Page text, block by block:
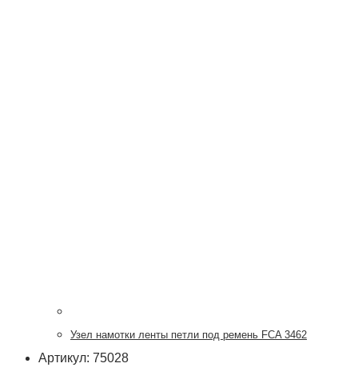
Узел намотки ленты петли под ремень FCA 3462
Артикул: 75028